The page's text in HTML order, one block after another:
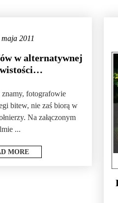
2011
w alternatywnej
fotografowie
bitew, nie zaś biorą w
Na załączonym
...
MORE